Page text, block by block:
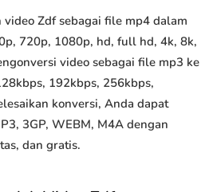
Zdf sebagai file mp4 dalam
720p, 1080p, hd, full hd, 4k, 8k,
video sebagai file mp3 ke
192kbps, 256kbps,
konversi, Anda dapat
3GP, WEBM, M4A dengan
dan gratis.